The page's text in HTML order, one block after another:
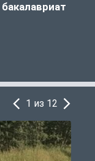
1 из 12